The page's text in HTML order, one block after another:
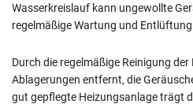
Wasserkreislauf kann ungewollte
regelmäßige Wartung und
Durch die regelmäßige Reinigung
Ablagerungen entfernt, die
gut gepflegte Heizungsanlage trägt